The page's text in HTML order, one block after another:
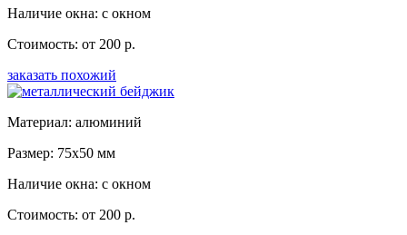
Наличие окна: с окном
Стоимость: от 200 р.
заказать похожий
Материал: алюминий
Размер: 75x50 мм
Наличие окна: с окном
Стоимость: от 200 р.